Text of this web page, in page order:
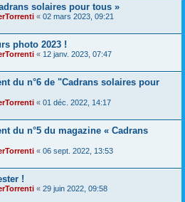
solaires pour tous »
« 02 mars 2023, 09:21
photo 2023 !
« 12 janv. 2023, 07:47
du n°6 de "Cadrans solaires pour
« 01 déc. 2022, 14:17
du n°5 du magazine « Cadrans
« 06 sept. 2022, 13:53
!
« 29 juin 2022, 09:58